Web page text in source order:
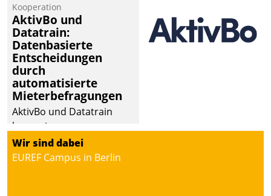
passende Fragen und
Schlagworte auswirft.
Eine intuitive
Dialogführung ermöglicht
dem externen
Serviceteam, Anrufe von
Mietenden zügiger und
effizienter zu bearbeiten.
Kooperation
AktivBo und
Datatrain:
Datenbasierte
Entscheidungen
durch
automatisierte
Mieterbefragungen
AktivBo und Datatrain
kooperieren –
Immobilienunternehmen
profitieren: Die nahtlose
Wir sind dabei
EUREF Campus in Berlin